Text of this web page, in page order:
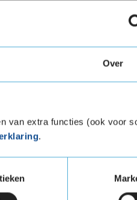
Over
van extra functies (ook voor
.
aan